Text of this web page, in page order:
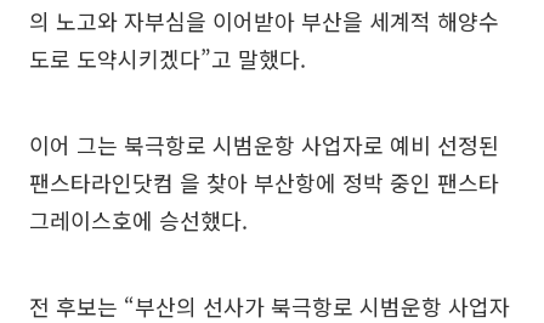
의 노고와 자부심을 이어받아 부산을 세계적 해양수
도로 도약시키겠다”고 말했다.
이어 그는 북극항로 시범운항 사업자로 예비 선정된
팬스타라인닷컴 을 찾아 부산항에 정박 중인 팬스타
그레이스호에 승선했다.
전 후보는 “부산의 선사가 북극항로 시범운항 사업자